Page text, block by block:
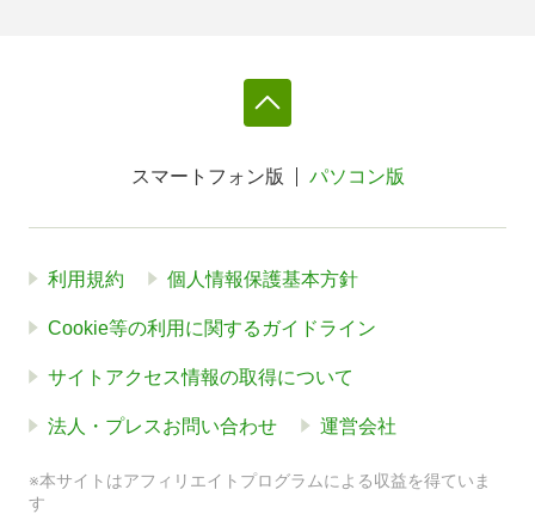
スマートフォン版 パソコン版
利用規約 個人情報保護基本方針
Cookie等の利用に関するガイドライン
サイトアクセス情報の取得について
法人・プレスお問い合わせ 運営会社
※本サイトはアフィリエイトプログラムによる収益を得ていま
す